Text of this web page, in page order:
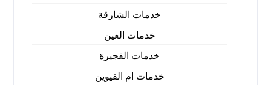
خدمات الشارقة
خدمات العين
خدمات الفجيرة
خدمات ام القيوين